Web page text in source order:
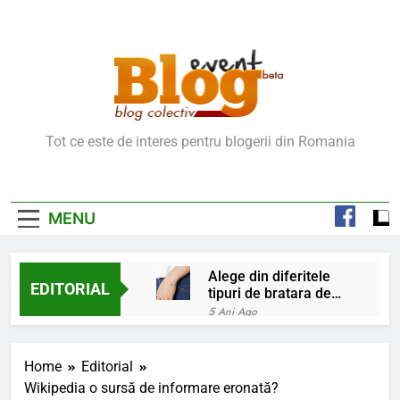
Blog Event – Cu Si
Tot ce este de interes pentru blogerii din Romania
MENU
EDITORIAL
Alege din diferitele
tipuri de bratara de
argint
5 Ani Ago
Home
Editorial
Wikipedia o sursă de informare eronată?